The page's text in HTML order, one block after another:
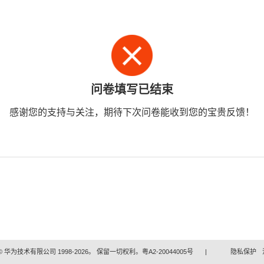
问卷填写已结束
感谢您的支持与关注，期待下次问卷能收到您的宝贵反馈！
华为技术有限公司 1998-2026。 保留一切权利。粤A2-20044005号 | 隐私保护